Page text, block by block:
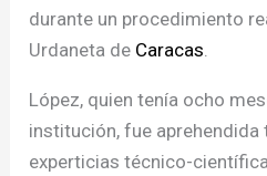
durante un procedimiento
Urdaneta de Caracas
López, quien tenía ocho
institución, fue aprehendida
experticias técnico-